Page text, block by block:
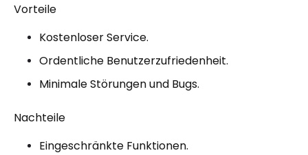
Vorteile
Kostenloser Service.
Ordentliche Benutzerzufriedenheit.
Minimale Störungen und Bugs.
Nachteile
Eingeschränkte Funktionen.